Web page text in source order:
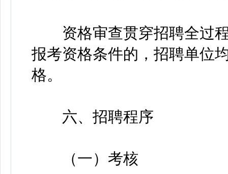
资格审查贯穿招聘全过程
报考资格条件的，招聘单位
格。
六、招聘程序
（一）考核